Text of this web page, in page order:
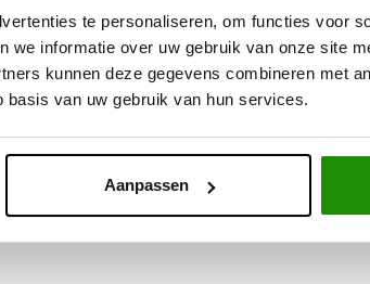
te personaliseren, om functies voor
we informatie over uw gebruik van onze site
kunnen deze gegevens combineren met
van uw gebruik van hun services.
Aanpassen
en avontuur
composietpanelenen combineert
te boren, wat een veilige en efficiënte
Daarmee biedt de RIVAL Canopy